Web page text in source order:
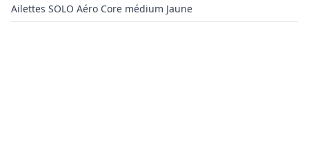
Ailettes SOLO Aéro Core médium Jaune